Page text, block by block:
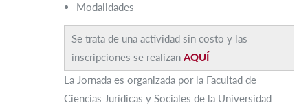
Modalidades
Se trata de una actividad sin costo y las
inscripciones se realizan AQUÍ
La Jornada es organizada por la Facultad de
Ciencias Jurídicas y Sociales de la Universidad